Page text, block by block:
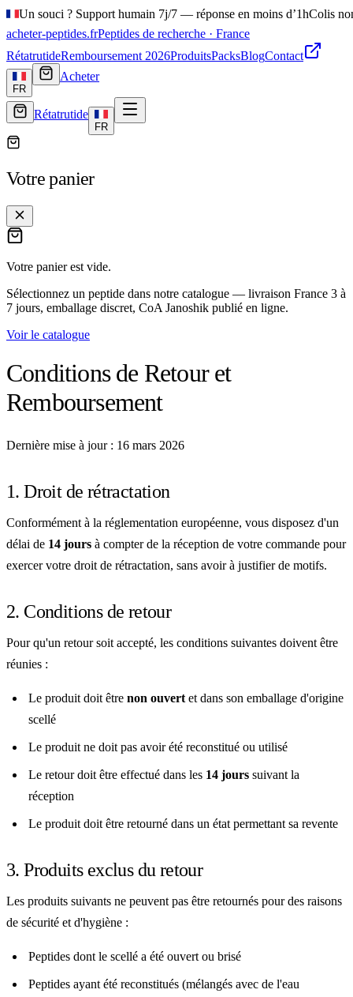
Un souci ? Support humain 7j/7 — réponse en moins d’1hColis
acheter-peptides.frPeptides de recherche · France
RétatrutideRemboursement 2026ProduitsPacksBlogContact
FR
Acheter
Rétatrutide
FR
Votre panier
Votre panier est vide.
Sélectionnez un peptide dans notre catalogue — livraison France 3 à
7 jours, emballage discret, CoA Janoshik publié en ligne.
Voir le catalogue
Conditions de Retour et
Remboursement
Dernière mise à jour : 16 mars 2026
1. Droit de rétractation
Conformément à la réglementation européenne, vous disposez d'un
délai de 14 jours à compter de la réception de votre commande pour
exercer votre droit de rétractation, sans avoir à justifier de motifs.
2. Conditions de retour
Pour qu'un retour soit accepté, les conditions suivantes doivent être
réunies :
Le produit doit être non ouvert et dans son emballage d'origine
scellé
Le produit ne doit pas avoir été reconstitué ou utilisé
Le retour doit être effectué dans les 14 jours suivant la
réception
Le produit doit être retourné dans un état permettant sa revente
3. Produits exclus du retour
Les produits suivants ne peuvent pas être retournés pour des raisons
de sécurité et d'hygiène :
Peptides dont le scellé a été ouvert ou brisé
Peptides ayant été reconstitués (mélangés avec de l'eau